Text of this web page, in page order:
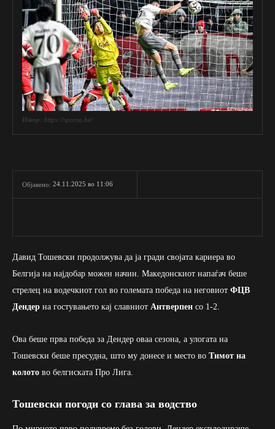
Извор: https://sporza.be/
Објавено: 24.11.2025 во 11:06
Давид Тошевски продолжува да ја гради својата кариера во
Белгија на најдобар можен начин. Македонскиот напаѓач беше
стрелец на водечкиот гол во големата победа на неговиот ФЦВ
Дендер на гостувањето кај славниот Антверпен со 1-2.
Ова беше прва победа за Дендер оваа сезона, а улогата на
Тошевски беше пресудна, што му донесе и место во Тимот на
колото во белгиската Про Лига.
Тошевски погоди со глава за водство